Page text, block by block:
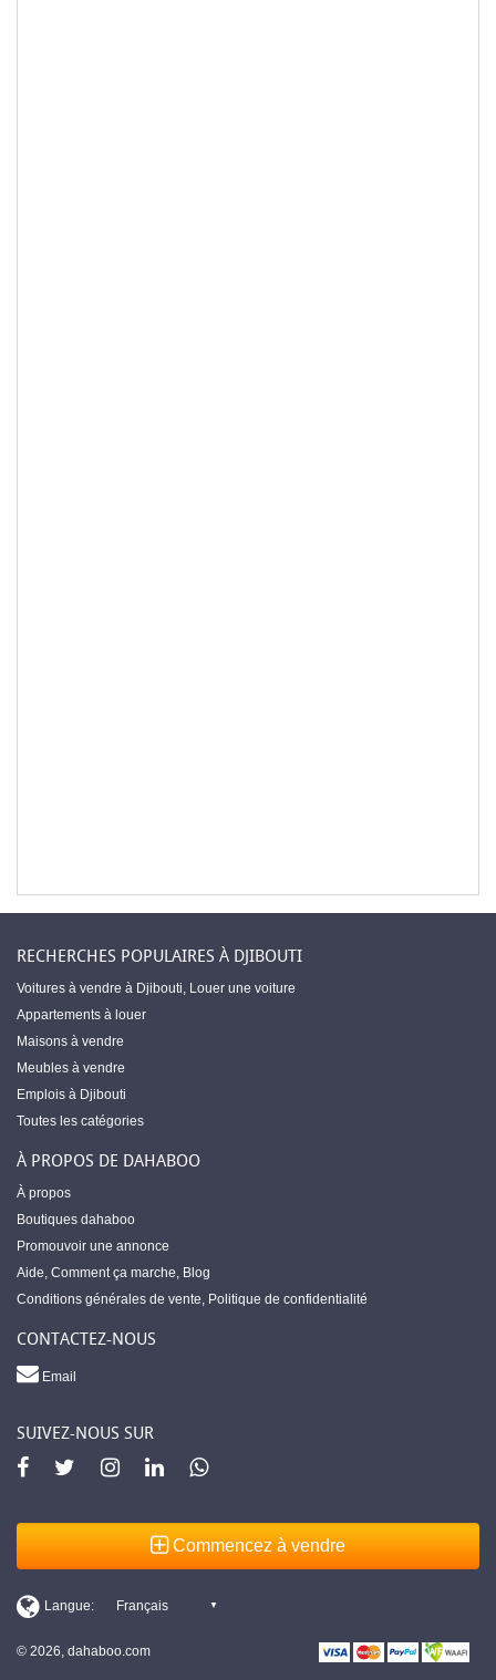
RECHERCHES POPULAIRES À DJIBOUTI
Voitures à vendre à Djibouti, Louer une voiture
Appartements à louer
Maisons à vendre
Meubles à vendre
Emplois à Djibouti
Toutes les catégories
À PROPOS DE DAHABOO
À propos
Boutiques dahaboo
Promouvoir une annonce
Aide, Comment ça marche, Blog
Conditions générales de vente, Politique de confidentialité
CONTACTEZ-NOUS
Email
SUIVEZ-NOUS SUR
Commencez à vendre
© 2026, dahaboo.com